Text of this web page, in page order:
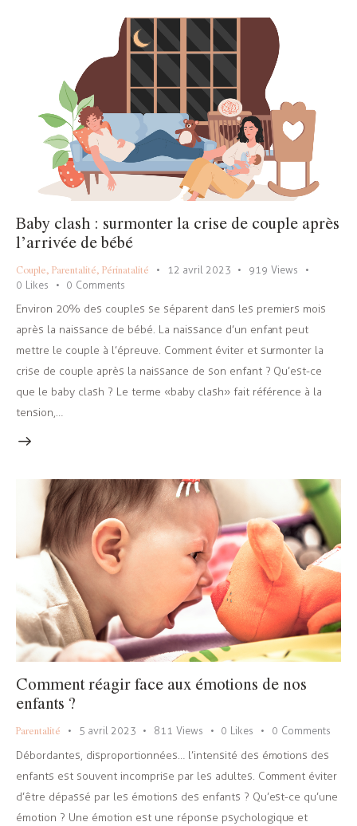
Baby clash : surmonter la crise de couple après
l’arrivée de bébé
Couple, Parentalité, Périnatalité 12 avril 2023 919 Views
0 Likes 0 Comments
Environ 20% des couples se séparent dans les premiers mois
après la naissance de bébé. La naissance d’un enfant peut
mettre le couple à l’épreuve. Comment éviter et surmonter la
crise de couple après la naissance de son enfant ? Qu’est-ce
que le baby clash ? Le terme « baby clash » fait référence à la
tension,…
Comment réagir face aux émotions de nos
enfants ?
Parentalité 5 avril 2023 811 Views 0 Likes 0 Comments
Débordantes, disproportionnées… l’intensité des émotions des
enfants est souvent incomprise par les adultes. Comment éviter
d’être dépassé par les émotions des enfants ? Qu’est-ce qu’une
émotion ? Une émotion est une réponse psychologique et